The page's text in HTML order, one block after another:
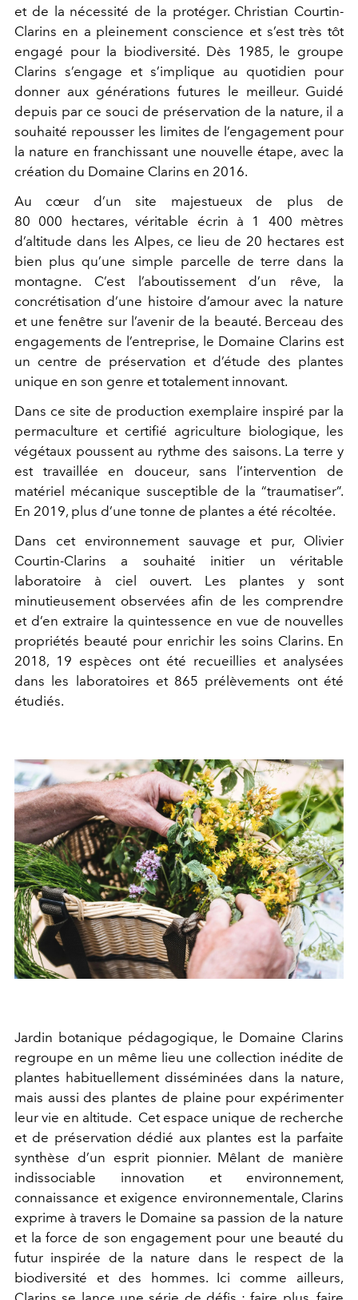
et de la nécessité de la protéger. Christian Courtin-
Clarins en a pleinement conscience et s’est très tôt
engagé pour la biodiversité. Dès 1985, le groupe
Clarins s’engage et s’implique au quotidien pour
donner aux générations futures le meilleur. Guidé
depuis par ce souci de préservation de la nature, il a
souhaité repousser les limites de l’engagement pour
la nature en franchissant une nouvelle étape, avec la
création du Domaine Clarins en 2016.
Au cœur d’un site majestueux de plus de
80 000 hectares, véritable écrin à 1 400 mètres
d’altitude dans les Alpes, ce lieu de 20 hectares est
bien plus qu’une simple parcelle de terre dans la
montagne. C’est l’aboutissement d’un rêve, la
concrétisation d’une histoire d’amour avec la nature
et une fenêtre sur l’avenir de la beauté. Berceau des
engagements de l’entreprise, le Domaine Clarins est
un centre de préservation et d’étude des plantes
unique en son genre et totalement innovant.
Dans ce site de production exemplaire inspiré par la
permaculture et certifié agriculture biologique, les
végétaux poussent au rythme des saisons. La terre y
est travaillée en douceur, sans l’intervention de
matériel mécanique susceptible de la “traumatiser”.
En 2019, plus d’une tonne de plantes a été récoltée.
Dans cet environnement sauvage et pur, Olivier
Courtin-Clarins a souhaité initier un véritable
laboratoire à ciel ouvert. Les plantes y sont
minutieusement observées afin de les comprendre
et d’en extraire la quintessence en vue de nouvelles
propriétés beauté pour enrichir les soins Clarins. En
2018, 19 espèces ont été recueillies et analysées
dans les laboratoires et 865 prélèvements ont été
étudiés.
Jardin botanique pédagogique, le Domaine Clarins
regroupe en un même lieu une collection inédite de
plantes habituellement disséminées dans la nature,
mais aussi des plantes de plaine pour expérimenter
leur vie en altitude. Cet espace unique de recherche
et de préservation dédié aux plantes est la parfaite
synthèse d’un esprit pionnier. Mêlant de manière
indissociable innovation et environnement,
connaissance et exigence environnementale, Clarins
exprime à travers le Domaine sa passion de la nature
et la force de son engagement pour une beauté du
futur inspirée de la nature dans le respect de la
biodiversité et des hommes. Ici comme ailleurs,